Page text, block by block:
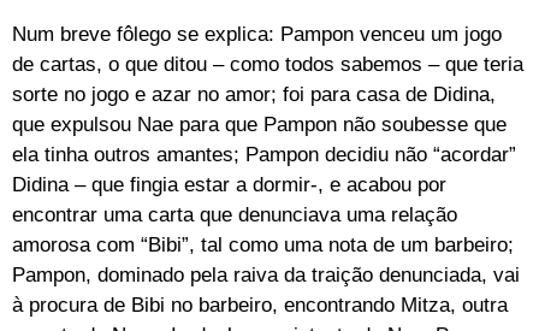
Num breve fôlego se explica: Pampon venceu um jogo
de cartas, o que ditou – como todos sabemos – que teria
sorte no jogo e azar no amor; foi para casa de Didina,
que expulsou Nae para que Pampon não soubesse que
ela tinha outros amantes; Pampon decidiu não “acordar”
Didina – que fingia estar a dormir-, e acabou por
encontrar uma carta que denunciava uma relação
amorosa com “Bibi”, tal como uma nota de um barbeiro;
Pampon, dominado pela raiva da traição denunciada, vai
à procura de Bibi no barbeiro, encontrando Mitza, outra